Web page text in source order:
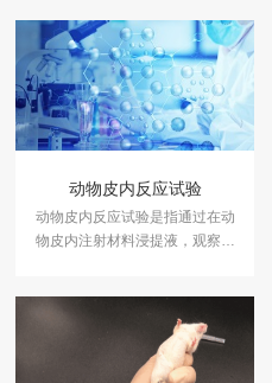
动物皮内反应试验
动物皮内反应试验是指通过在动
物皮内注射材料浸提液，观察材